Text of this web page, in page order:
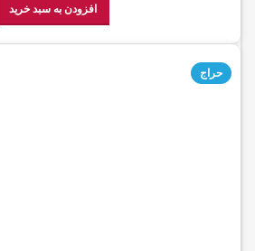
افزودن به سبد خرید
حراج